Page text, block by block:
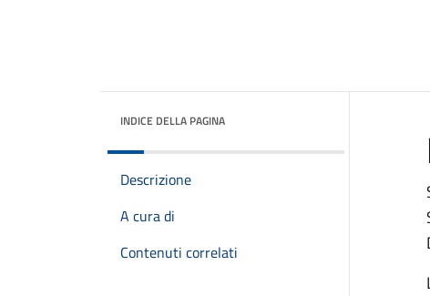
INDICE DELLA PAGINA
Descrizione
A cura di
Contenuti correlati